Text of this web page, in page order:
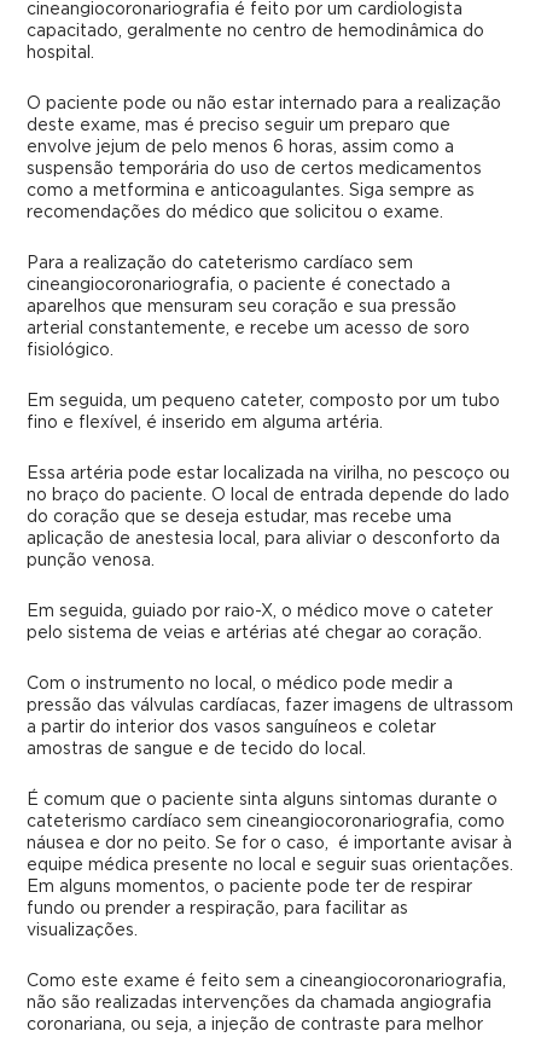
cineangiocoronariografia é feito por um cardiologista
capacitado, geralmente no centro de hemodinâmica do
hospital.
O paciente pode ou não estar internado para a realização
deste exame, mas é preciso seguir um preparo que
envolve jejum de pelo menos 6 horas, assim como a
suspensão temporária do uso de certos medicamentos
como a metformina e anticoagulantes. Siga sempre as
recomendações do médico que solicitou o exame.
Para a realização do cateterismo cardíaco sem
cineangiocoronariografia, o paciente é conectado a
aparelhos que mensuram seu coração e sua pressão
arterial constantemente, e recebe um acesso de soro
fisiológico.
Em seguida, um pequeno cateter, composto por um tubo
fino e flexível, é inserido em alguma artéria.
Essa artéria pode estar localizada na virilha, no pescoço ou
no braço do paciente. O local de entrada depende do lado
do coração que se deseja estudar, mas recebe uma
aplicação de anestesia local, para aliviar o desconforto da
punção venosa.
Em seguida, guiado por raio-X, o médico move o cateter
pelo sistema de veias e artérias até chegar ao coração.
Com o instrumento no local, o médico pode medir a
pressão das válvulas cardíacas, fazer imagens de ultrassom
a partir do interior dos vasos sanguíneos e coletar
amostras de sangue e de tecido do local.
É comum que o paciente sinta alguns sintomas durante o
cateterismo cardíaco sem cineangiocoronariografia, como
náusea e dor no peito. Se for o caso, é importante avisar à
equipe médica presente no local e seguir suas orientações.
Em alguns momentos, o paciente pode ter de respirar
fundo ou prender a respiração, para facilitar as
visualizações.
Como este exame é feito sem a cineangiocoronariografia,
não são realizadas intervenções da chamada angiografia
coronariana, ou seja, a injeção de contraste para melhor